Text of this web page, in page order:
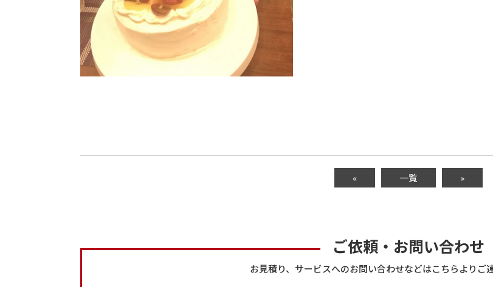
« 一覧 »
ご依頼・お問い合わせ
お見積り、サービスへのお問い合わせなどはこちらよりご